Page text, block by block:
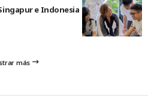
e Indonesia
más